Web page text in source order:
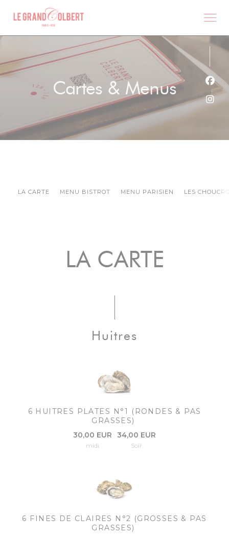
Personnalisation de vos choix en matière de cookies
Cartes & Menus
LA CARTE MENU BISTROT MENU PARISIEN LES
LA CARTE
Huitres
6 HUITRES PLATES N°1 (RONDES & PAS
GRASSES)
30,00 EUR
midi
34,00 EUR
Soir
6 FINES DE CLAIRES N°2 (GROSSES & PAS
GRASSES)